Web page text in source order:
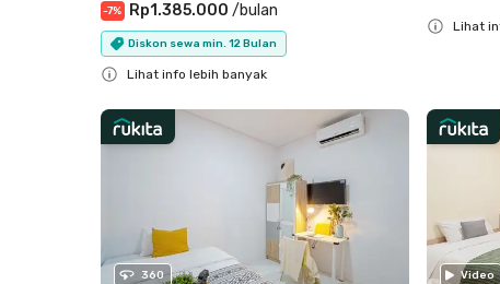
-7% Rp1.385.000 /bulan
Diskon sewa min. 12 Bulan
Lihat info lebih banyak
Lihat
360 Video